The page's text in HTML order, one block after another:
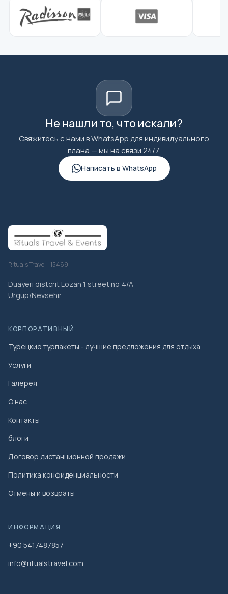
Не нашли то, что искали?
Свяжитесь с нами в WhatsApp для индивидуального
плана — мы на связи 24/7.
Написать в WhatsApp
Rituals Travel - 15469
Duayeri distcrit Lozan 1 street no:4/A
Urgup/Nevsehir
КОРПОРАТИВНЫЙ
Турецкие турпакеты - лучшие предложения для отдыха
Услуги
Галерея
О нас
Контакты
блоги
Договор дистанционной продажи
Политика конфиденциальности
Отмены и возвраты
ИНФОРМАЦИЯ
+90 5417487857
info@ritualstravel.com